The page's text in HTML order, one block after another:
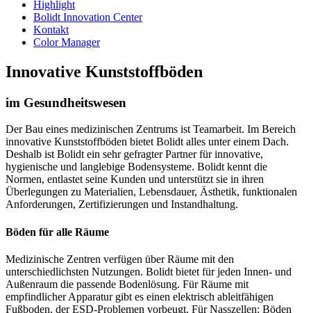
Highlight
Bolidt Innovation Center
Kontakt
Color Manager
Innovative Kunststoffböden
im Gesundheitswesen
Der Bau eines medizinischen Zentrums ist Teamarbeit. Im Bereich
innovative Kunststoffböden bietet Bolidt alles unter einem Dach.
Deshalb ist Bolidt ein sehr gefragter Partner für innovative,
hygienische und langlebige Bodensysteme. Bolidt kennt die
Normen, entlastet seine Kunden und unterstützt sie in ihren
Überlegungen zu Materialien, Lebensdauer, Ästhetik, funktionalen
Anforderungen, Zertifizierungen und Instandhaltung.
Böden für alle Räume
Medizinische Zentren verfügen über Räume mit den
unterschiedlichsten Nutzungen. Bolidt bietet für jeden Innen- und
Außenraum die passende Bodenlösung. Für Räume mit
empfindlicher Apparatur gibt es einen elektrisch ableitfähigen
Fußboden, der ESD-Problemen vorbeugt. Für Nasszellen: Böden